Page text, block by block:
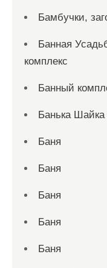
Бамбучки,
Банная
комплекс
Банный
Банька Шайка
Баня
Баня
Баня
Баня
Баня